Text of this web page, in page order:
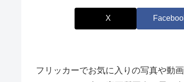
X
フリッカーでお気に入りの写真や動